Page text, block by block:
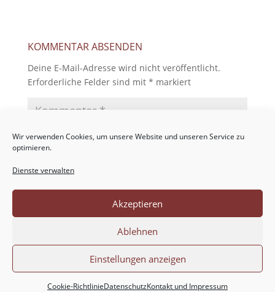
Wir verwenden Cookies, um unsere Website und unseren Service zu
optimieren.
Dienste verwalten
Akzeptieren
Ablehnen
Einstellungen anzeigen
Cookie-RichtlinieDatenschutzKontakt und Impressum
KOMMENTAR ABSENDEN
Deine E-Mail-Adresse wird nicht veröffentlicht.
Erforderliche Felder sind mit * markiert